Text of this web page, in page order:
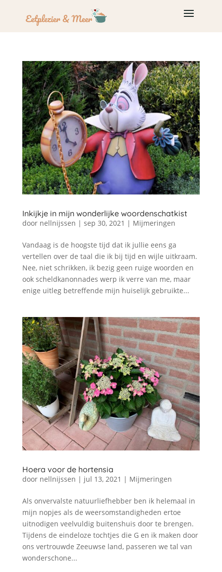
Inkijkje in mijn wonderlijke woordenschatkist
door nellnijssen | sep 30, 2021 | Mijmeringen
Vandaag is de hoogste tijd dat ik jullie eens ga
vertellen over de taal die ik bij tijd en wijle uitkraam.
Nee, niet schrikken, ik bezig geen ruige woorden en
ook scheldkanonnades werp ik verre van me, maar
enige uitleg betreffende mijn huiselijk gebruikte...
Hoera voor de hortensia
door nellnijssen | jul 13, 2021 | Mijmeringen
Als onvervalste natuurliefhebber ben ik helemaal in
mijn nopjes als de weersomstandigheden ertoe
uitnodigen veelvuldig buitenshuis door te brengen.
Tijdens de eindeloze tochtjes die G en ik maken door
ons vertrouwde Zeeuwse land, passeren we tal van
wonderschone...